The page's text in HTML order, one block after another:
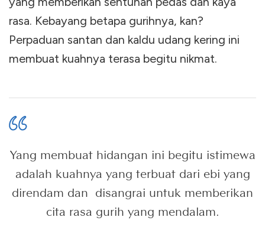
rasa. Kebayang betapa gurihnya, kan?
Perpaduan santan dan kaldu udang kering ini
membuat kuahnya terasa begitu nikmat.
Yang membuat hidangan ini begitu istimewa
adalah kuahnya yang terbuat dari ebi yang
direndam dan disangrai untuk memberikan
cita rasa gurih yang mendalam.